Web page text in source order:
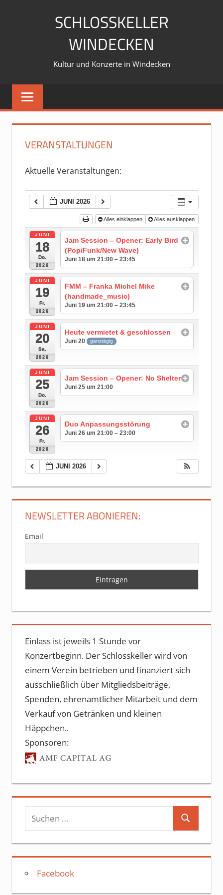
SCHLOSSKELLER
WINDECKEN
Kultur und Konzerte in Windecken
VERANSTALTUNGEN
Aktuelle Veranstaltungen:
JUNI 2026
Alles einklappen Alles ausklappen
JUNI
18
Do.
2026
Jam Session – Opener: Early Bird
(Pop/Funk/New Wave)
Juni 18 um 21:00 – 23:45
JUNI
19
Fr.
2026
FMM – Franka Michel Mike
(handmade_music)
Juni 19 um 21:00 – 23:45
JUNI
20
Sa.
2026
Heute vermietet & geschlossen
Juni 20 ganztägig
JUNI
25
Do.
2026
Jam Session – Opener: No Shelter
Juni 25 um 21:00
JUNI
26
Fr.
2026
Duo Anpassungsstörung
Juni 26 um 21:00 – 23:00
JUNI 2026
NEWSLETTER ABONIEREN:
Email
Einlass ist jeweils 1 Stunde vor
Konzertbeginn. Der Schlosskeller wird von
einem Verein betrieben und finanziert sich
ausschließlich über Mitgliedsbeiträge,
Spenden, ehrenamtlicher Mitarbeit und dem
Verkauf von Getränken und kleinen
Häppchen..
Sponsoren:
Suchen
nach:
Suchen
Facebook